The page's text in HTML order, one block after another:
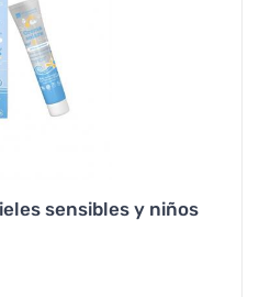
sensibles y niños